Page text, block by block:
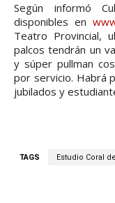
Según informó
disponibles en
Teatro Provincial,
palcos tendrán un
y súper pullman
por servicio. Habrá
jubilados y
TAGS Estudio Coral